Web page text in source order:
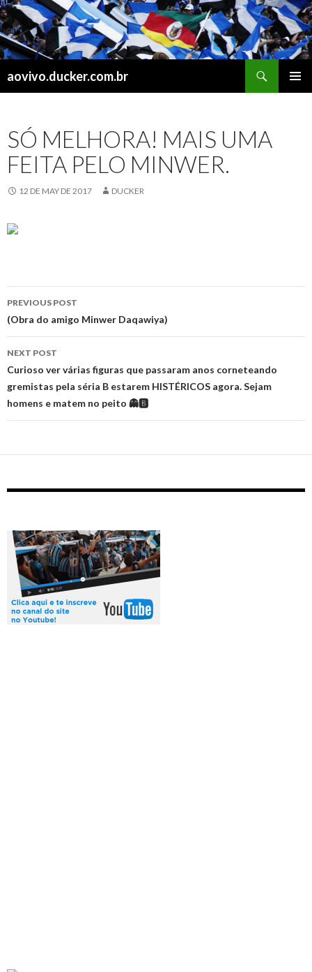
aovivo.ducker.com.br
SÓ MELHORA! MAIS UMA
FEITA PELO MINWER.
12 DE MAY DE 2017 DUCKER
Post
navigation
PREVIOUS POST
(Obra do amigo Minwer Daqawiya)
NEXT POST
‪Curioso ver várias figuras que passaram anos corneteando
gremistas pela séria B estarem HISTÉRICOS agora. Sejam
homens e matem no peito 👻🅱‬